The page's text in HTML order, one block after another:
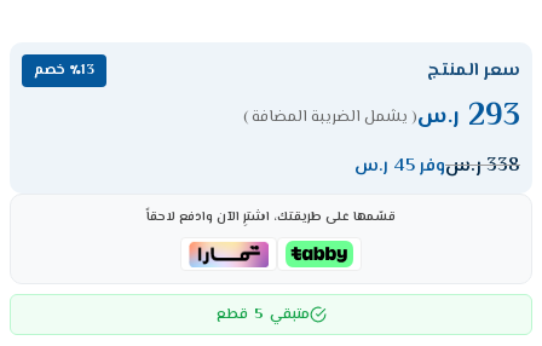
سعر المنتج ٪13 خصم
293 ر.س( يشمل الضريبة المضافة )
338ر.سوفر 45 ر.س
قسّمها على طريقتك، اشترِ الآن وادفع لاحقاً
متبقي 5 قطع